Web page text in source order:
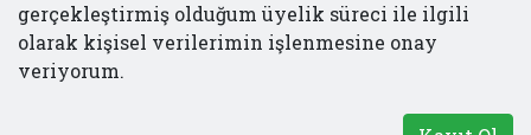
gerçekleştirmiş olduğum üyelik süreci ile ilgili
olarak kişisel verilerimin işlenmesine onay
veriyorum.